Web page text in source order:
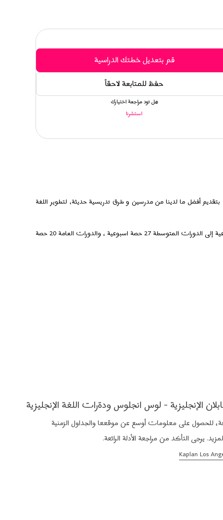
قم بتعديل خطتك الدراسية
حفظ للمتابعة لاحقاً
هل تود مراجعة اختيارك
استشرنا
أفضل ما لدينا من مدرسين و طرق تدريسية حديثة، لتطوير اللغة
بتقديم العديد من الدوارت، تبعاً لاحتياج الطلاب فمن الدورات المكثفة التي تتكون من 35 حصة اسبوعية إلى الدورات المتوسطة 27 حصة اسبوعية ، والدورات العامة 20 حصة
و قد تكون محظوظ لرؤيتك أحد المشاهير يمر من القرب منك.
، وهذا بالاضافة الى المقاهي المنتشرة حولك بكل مكان ،
من جميع أنواع المطاعم، كالمطبخ الاسباني و الصيني و الياباني
مع الطلاب الأخرين من جنسيات اخرى.
الأمريكية.
الإنجليزية - لوس انجلوس ودةرات اللغة الإنجليزية
للحصول على معلومات أوسع عن موقععا والجداول الزمنية
يرجى التأكد من مراجعة الأدلة الرائعة.
Kaplan Los